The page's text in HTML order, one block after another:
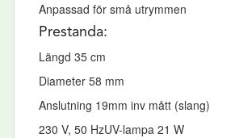
Anpassad för små utrymmen
Prestanda:
Längd 35 cm
Diameter 58 mm
Anslutning 19mm inv mått (slang)
230 V, 50 HzUV-lampa 21 W